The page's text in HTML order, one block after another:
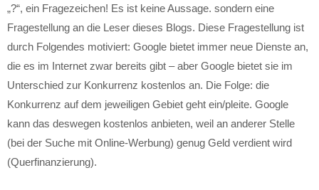
„?“, ein Fragezeichen! Es ist keine Aussage. sondern eine
Fragestellung an die Leser dieses Blogs. Diese Fragestellung ist
durch Folgendes motiviert: Google bietet immer neue Dienste an,
die es im Internet zwar bereits gibt – aber Google bietet sie im
Unterschied zur Konkurrenz kostenlos an. Die Folge: die
Konkurrenz auf dem jeweiligen Gebiet geht ein/pleite. Google
kann das deswegen kostenlos anbieten, weil an anderer Stelle
(bei der Suche mit Online-Werbung) genug Geld verdient wird
(Querfinanzierung).